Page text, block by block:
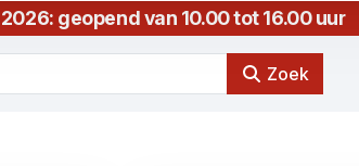
geopend van 10.00 tot 16.00 uur
Zoek